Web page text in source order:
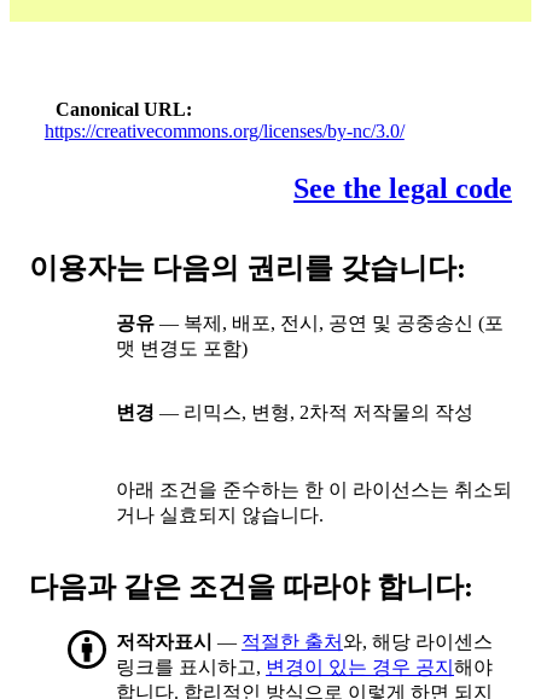
Canonical URL
https://creativecommons.org/licenses/by-nc/3.0/
See the legal code
이용자는 다음의 권리를 갖습니다:
공유 — 복제, 배포, 전시, 공연 및 공중송신 (포
맷 변경도 포함)
변경 — 리믹스, 변형, 2차적 저작물의 작성
아래 조건을 준수하는 한 이 라이선스는 취소되
거나 실효되지 않습니다.
다음과 같은 조건을 따라야 합니다:
저작자표시 — 적절한 출처와, 해당 라이센스
링크를 표시하고, 변경이 있는 경우 공지 해야
합니다. 합리적인 방식으로 이렇게 하면 되지